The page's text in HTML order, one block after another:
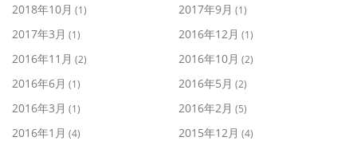
2018年10月 (1) 2017年9月 (1)
2017年3月 (1) 2016年12月 (1)
2016年11月 (2) 2016年10月 (2)
2016年6月 (1) 2016年5月 (2)
2016年3月 (1) 2016年2月 (5)
2016年1月 (4) 2015年12月 (4)